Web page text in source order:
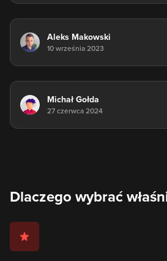
Aleks Makowski
10 września 2023
Michał Gołda
27 czerwca 2024
Dlaczego wybrać